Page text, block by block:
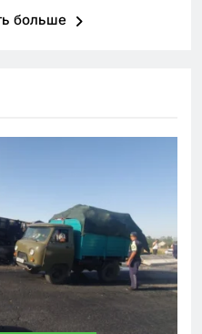
больше